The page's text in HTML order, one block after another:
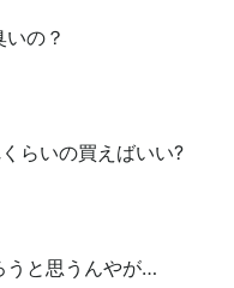
の？
らいの買えばいい?
うと思うんやが…